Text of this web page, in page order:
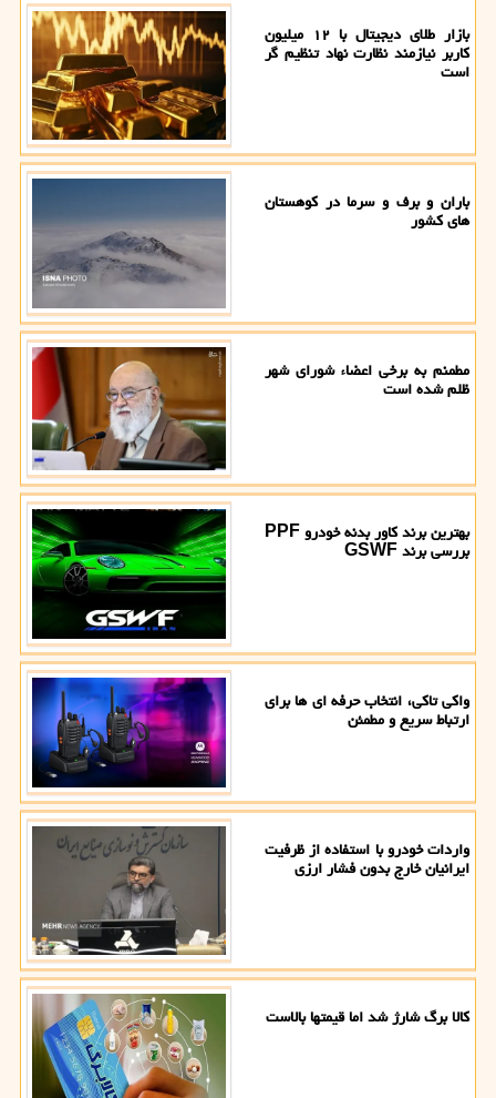
بازار طلای دیجیتال با ۱۲ میلیون
کاربر نیازمند نظارت نهاد تنظیم گر
است
باران و برف و سرما در کوهستان
های کشور
مطمنم به برخی اعضاء شورای شهر
ظلم شده است
بهترین برند کاور بدنه خودرو PPF
بررسی برند GSWF
واکی تاکی، انتخاب حرفه ای ها برای
ارتباط سریع و مطمئن
واردات خودرو با استفاده از ظرفیت
ایرانیان خارج بدون فشار ارزی
کالا برگ شارژ شد اما قیمتها بالاست